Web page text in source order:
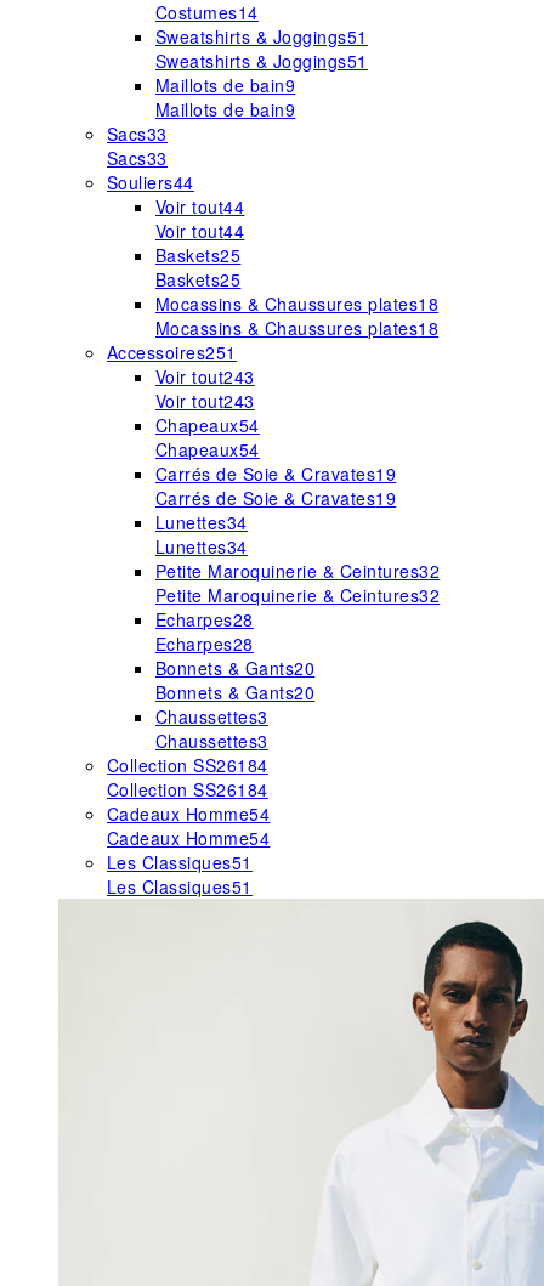
Costumes14
Sweatshirts & Joggings51
Sweatshirts & Joggings51
Maillots de bain9
Maillots de bain9
Sacs33
Sacs33
Souliers44
Voir tout44
Voir tout44
Baskets25
Baskets25
Mocassins & Chaussures plates18
Mocassins & Chaussures plates18
Accessoires251
Voir tout243
Voir tout243
Chapeaux54
Chapeaux54
Carrés de Soie & Cravates19
Carrés de Soie & Cravates19
Lunettes34
Lunettes34
Petite Maroquinerie & Ceintures32
Petite Maroquinerie & Ceintures32
Echarpes28
Echarpes28
Bonnets & Gants20
Bonnets & Gants20
Chaussettes3
Chaussettes3
Collection SS26184
Collection SS26184
Cadeaux Homme54
Cadeaux Homme54
Les Classiques51
Les Classiques51